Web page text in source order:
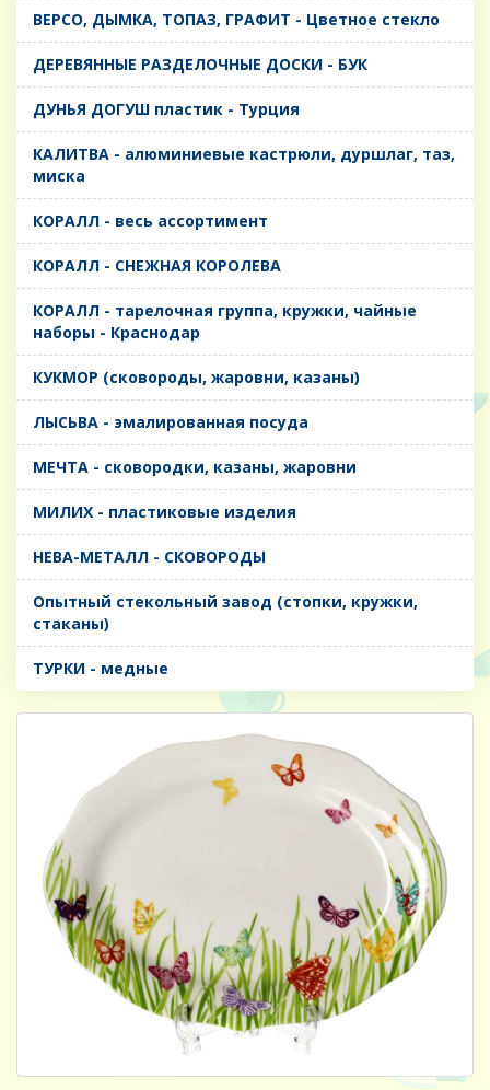
ВЕРСО, ДЫМКА, ТОПАЗ, ГРАФИТ - Цветное стекло
ДЕРЕВЯННЫЕ РАЗДЕЛОЧНЫЕ ДОСКИ - БУК
ДУНЬЯ ДОГУШ пластик - Турция
КАЛИТВА - алюминиевые кастрюли, дуршлаг, таз,
миска
КОРАЛЛ - весь ассортимент
КОРАЛЛ - СНЕЖНАЯ КОРОЛЕВА
КОРАЛЛ - тарелочная группа, кружки, чайные
наборы - Краснодар
КУКМОР (сковороды, жаровни, казаны)
ЛЫСЬВА - эмалированная посуда
МЕЧТА - сковородки, казаны, жаровни
МИЛИХ - пластиковые изделия
НЕВА-МЕТАЛЛ - СКОВОРОДЫ
Опытный стекольный завод (стопки, кружки,
стаканы)
ТУРКИ - медные